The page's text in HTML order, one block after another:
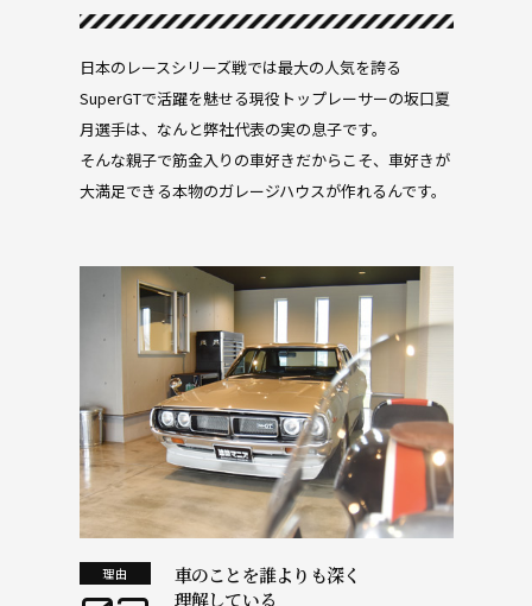
日本のレースシリーズ戦では最大の人気を誇る
SuperGTで活躍を魅せる現役トップレーサーの坂口夏
月選手は、なんと弊社代表の実の息子です。
そんな親子で筋金入りの車好きだからこそ、車好きが
大満足できる本物のガレージハウスが作れるんです。
理由
車のことを誰よりも深く
理解している